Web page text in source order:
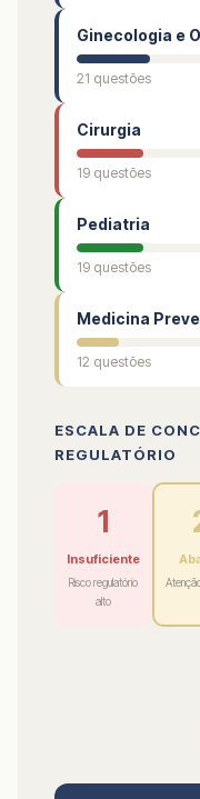
Ginecologia e
21 questões
Cirurgia
19 questões
Pediatria
19 questões
Medicina
12 questões
ESCALA DE
REGULATÓRIO
1
Insuficiente
Risco regulatório
alto